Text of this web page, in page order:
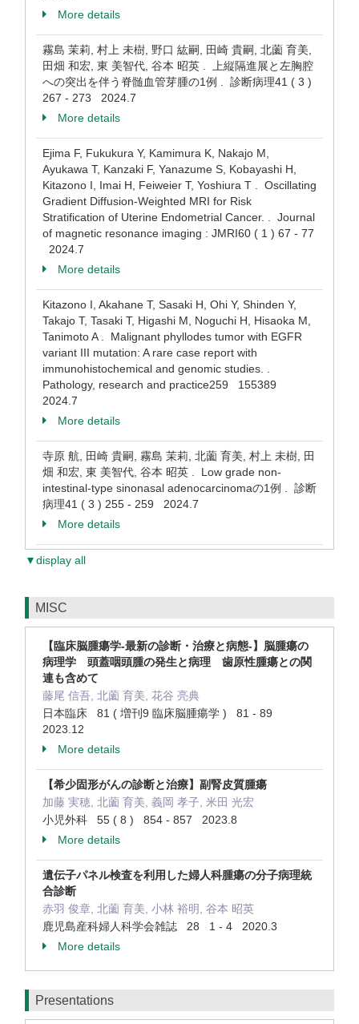
More details
霧島 茉莉, 村上 未樹, 野口 紘嗣, 田崎 貴嗣, 北薗 育美,
田畑 和宏, 東 美智代, 谷本 昭英 . 上縦隔進展と左胸腔
への突出を伴う脊髄血管芽腫の1例 . 診断病理41 ( 3 )
267 - 273 2024.7
More details
Ejima F, Fukukura Y, Kamimura K, Nakajo M,
Ayukawa T, Kanzaki F, Yanazume S, Kobayashi H,
Kitazono I, Imai H, Feiweier T, Yoshiura T . Oscillating
Gradient Diffusion-Weighted MRI for Risk
Stratification of Uterine Endometrial Cancer. . Journal
of magnetic resonance imaging : JMRI60 ( 1 ) 67 - 77
2024.7
More details
Kitazono I, Akahane T, Sasaki H, Ohi Y, Shinden Y,
Takajo T, Tasaki T, Higashi M, Noguchi H, Hisaoka M,
Tanimoto A . Malignant phyllodes tumor with EGFR
variant III mutation: A rare case report with
immunohistochemical and genomic studies. .
Pathology, research and practice259 155389
2024.7
More details
寺原 航, 田崎 貴嗣, 霧島 茉莉, 北薗 育美, 村上 未樹, 田
畑 和宏, 東 美智代, 谷本 昭英 . Low grade non-
intestinal-type sinonasal adenocarcinomaの1例 . 診断
病理41 ( 3 ) 255 - 259 2024.7
More details
▼display all
MISC
【臨床脳腫瘍学-最新の診断・治療と病態-】脳腫瘍の
病理学 頭蓋咽頭腫の発生と病理 歯原性腫瘍との関
連も含めて
藤尾 信吾, 北薗 育美, 花谷 亮典
日本臨床 81 ( 増刊9 臨床脳腫瘍学 ) 81 - 89
2023.12
More details
【希少固形がんの診断と治療】副腎皮質腫瘍
加藤 実穂, 北薗 育美, 義岡 孝子, 米田 光宏
小児外科 55 ( 8 ) 854 - 857 2023.8
More details
遺伝子パネル検査を利用した婦人科腫瘍の分子病理統
合診断
赤羽 俊章, 北薗 育美, 小林 裕明, 谷本 昭英
鹿児島産科婦人科学会雑誌 28 1 - 4 2020.3
More details
Presentations